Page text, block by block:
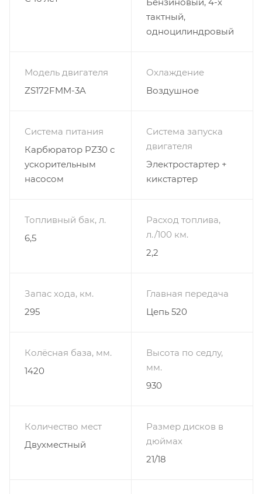
Бензиновый, 4-х
тактный,
одноцилиндровый
Модель двигателя
ZS172FMM-3A
Охлаждение
Воздушное
Система питания
Карбюратор PZ30 с
ускорительным
насосом
Система запуска
двигателя
Электростартер +
кикстартер
Топливный бак, л.
6,5
Расход топлива,
л./100 км.
2,2
Запас хода, км.
295
Главная передача
Цепь 520
Колёсная база, мм.
1420
Высота по седлу,
мм.
930
Количество мест
Двухместный
Размер дисков в
дюймах
21/18